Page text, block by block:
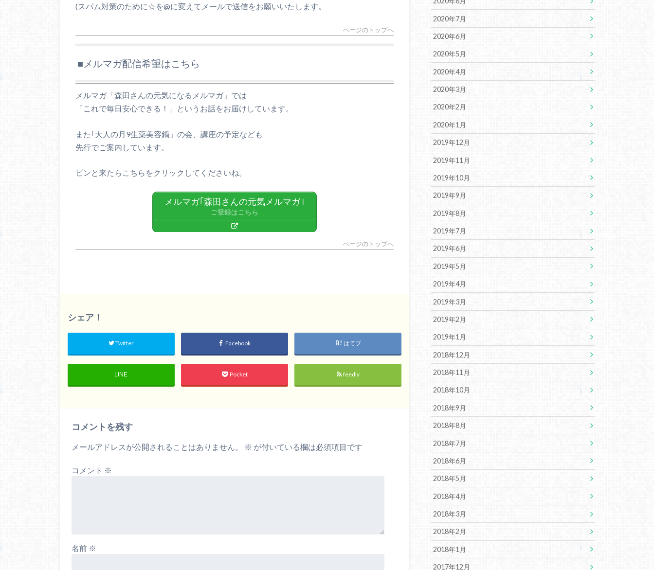
(スパム対策のために☆を@に変えてメールで送信をお願いいたします。
ページのトップへ
■メルマガ配信希望はこちら
メルマガ「森田さんの元気になるメルマガ」では
「これで毎日安心できる！」というお話をお届けしています。
また｢大人の月9生薬美容鍋」の会、講座の予定なども
先行でご案内しています。
ピンと来たらこちらをクリックしてくださいね。
メルマガ｢森田さんの元気メルマガ｣
ご登録はこちら
ページのトップへ
シェア！
Twitter Facebook はてブ
LINE Pocket feedly
コメントを残す
メールアドレスが公開されることはありません。 ※ が付いている欄は必須項目です
コメント ※
名前 ※
2020年7月
2020年6月
2020年5月
2020年4月
2020年3月
2020年2月
2020年1月
2019年12月
2019年11月
2019年10月
2019年9月
2019年8月
2019年7月
2019年6月
2019年5月
2019年4月
2019年3月
2019年2月
2019年1月
2018年12月
2018年11月
2018年10月
2018年9月
2018年8月
2018年7月
2018年6月
2018年5月
2018年4月
2018年3月
2018年2月
2018年1月
2017年12月